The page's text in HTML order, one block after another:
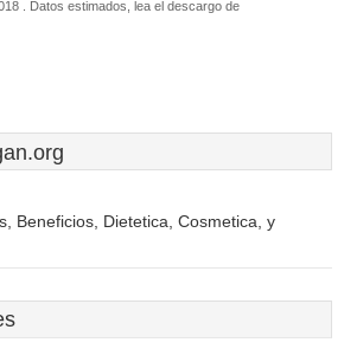
. Datos estimados, lea el descargo de
Beneficios, Dietetica, Cosmetica, y